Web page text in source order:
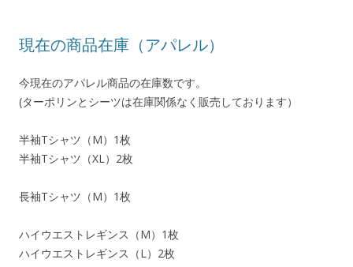
現在の商品在庫（アパレル）
今現在のアパレル商品の在庫数です。
(ターポリンとシーツは在庫関係なく販売しております）
半袖Tシャツ（M）1枚
半袖Tシャツ（XL）2枚
長袖Tシャツ（M）1枚
ハイウエストレギンス（M）1枚
ハイウエストレギンス（L）2枚